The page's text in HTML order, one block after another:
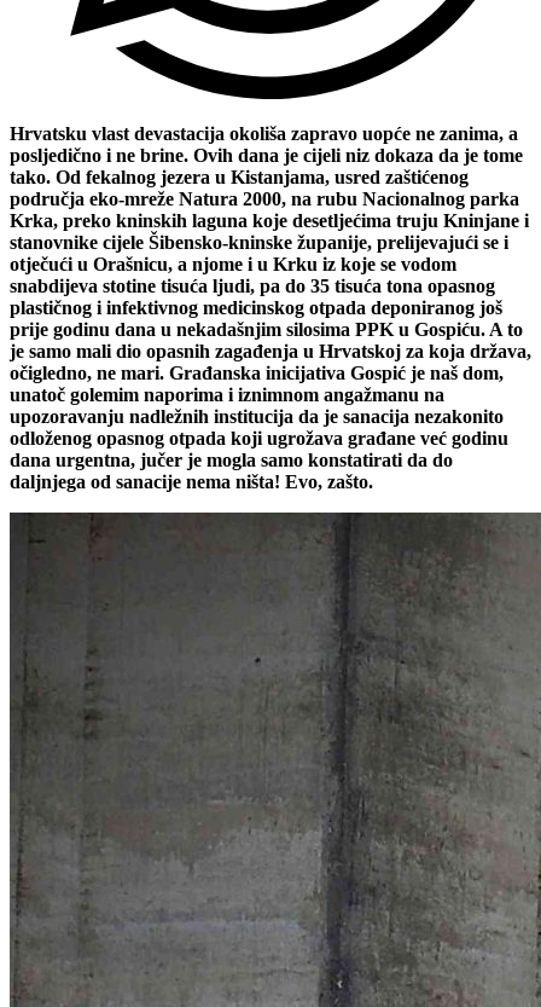
Hrvatsku vlast devastacija okoliša zapravo uopće ne zanima, a
posljedično i ne brine. Ovih dana je cijeli niz dokaza da je tome
tako. Od fekalnog jezera u Kistanjama, usred zaštićenog
područja eko-mreže Natura 2000, na rubu Nacionalnog parka
Krka, preko kninskih laguna koje desetljećima truju Kninjane i
stanovnike cijele Šibensko-kninske županije, prelijevajući se i
otječući u Orašnicu, a njome i u Krku iz koje se vodom
snabdijeva stotine tisuća ljudi, pa do 35 tisuća tona opasnog
plastičnog i infektivnog medicinskog otpada deponiranog još
prije godinu dana u nekadašnjim silosima PPK u Gospiću. A to
je samo mali dio opasnih zagađenja u Hrvatskoj za koja država,
očigledno, ne mari. Građanska inicijativa Gospić je naš dom,
unatoč golemim naporima i iznimnom angažmanu na
upozoravanju nadležnih institucija da je sanacija nezakonito
odloženog opasnog otpada koji ugrožava građane već godinu
dana urgentna, jučer je mogla samo konstatirati da do
daljnjega od sanacije nema ništa! Evo, zašto.